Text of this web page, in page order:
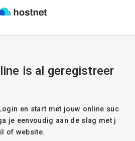
is al geregistreer
en start met jouw online suc
je eenvoudig aan de slag met j
of website.